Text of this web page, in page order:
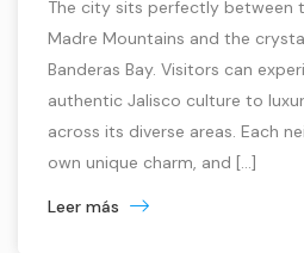
The city sits perfectly between
Madre Mountains and the
Banderas Bay. Visitors can
authentic Jalisco culture to
across its diverse areas. Each
own unique charm, and […]
Leer más